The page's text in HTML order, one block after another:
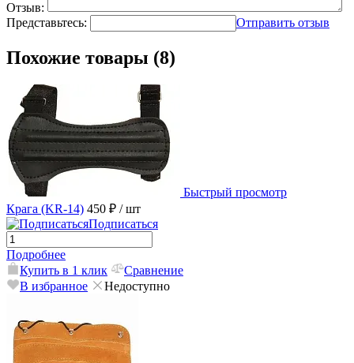
Отзыв:
Представьтесь:
Отправить отзыв
Похожие товары (8)
Быстрый просмотр
Крага (KR-14) 450 ₽ / шт
Подписаться
Подробнее
Купить в 1 клик
Сравнение
В избранное
Недоступно